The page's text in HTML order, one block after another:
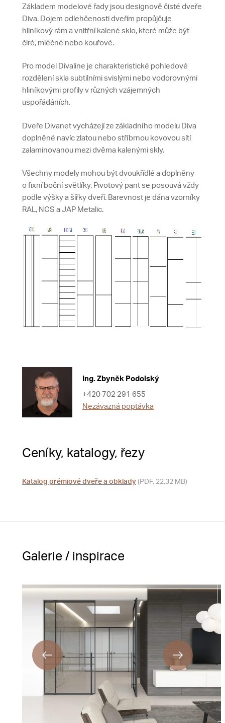
Základem modelové řady jsou designově čisté dveře
Diva. Dojem odlehčenosti dveřím propůjčuje
hliníkový rám a vnitřní kalené sklo, které může být
čiré, mléčné nebo kouřové.
Pro model Divaline je charakteristické pohledové
rozdělení skla subtilními svislými nebo vodorovnými
hliníkovými profily v různých vzájemných
uspořádáních.
Dveře Divanet vycházejí ze základního modelu Diva
doplněné navíc zlatou nebo stříbrnou kovovou sítí
zalaminovanou mezi dvěma kalenými skly.
Všechny modely mohou být dvoukřídlé a doplněny
o fixní boční světlíky. Pivotový pant se posouvá vždy
podle výšky a šířky dveří. Barevnost je dána vzorníky
RAL, NCS a JAP Metalic.
Ing. Zbyněk Podolský
+420 702 291 655
Nezávazná poptávka
Ceníky, katalogy, řezy
Katalog prémiové dveře a obklady (PDF, 22,32 MB)
Galerie / inspirace